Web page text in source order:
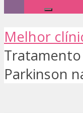
Melhor
Parkinson